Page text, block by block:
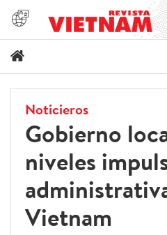
Noticieros
Gobierno
niveles
Vietnam